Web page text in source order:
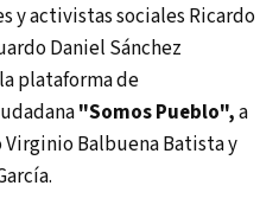
y activistas sociales Ricardo
Daniel Sánchez
plataforma de
"Somos Pueblo",a
Balbuena Batista y